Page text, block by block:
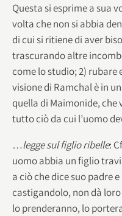
Questa si esprime a sua
volta che non si abbia
di cui si ritiene di aver
trascurando altre
come lo studio; 2) rubare
visione di Ramchal è in
quella di Maimonide, che
tutto ciò da cui l’uomo
…legge sul figlio ribelle:
uomo abbia un figlio
a ciò che dice suo padre
castigandolo, non dà
lo prenderanno, lo